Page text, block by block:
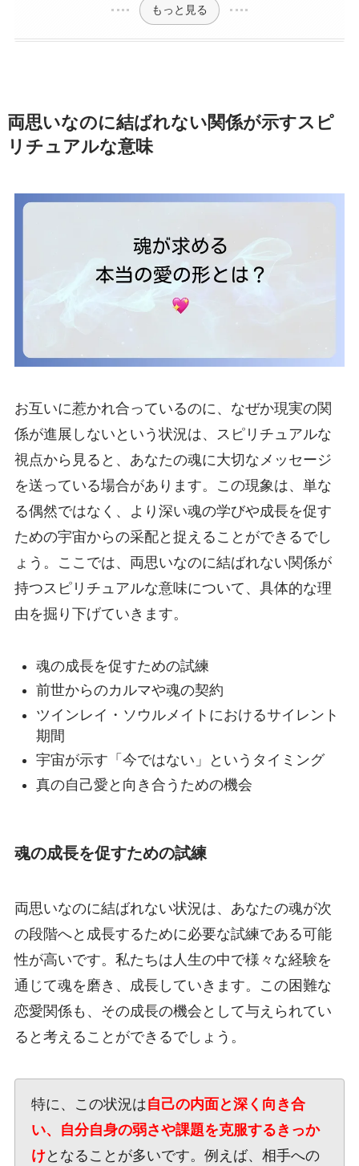
もっと見る
両思いなのに結ばれない関係が示すスピ
リチュアルな意味
お互いに惹かれ合っているのに、なぜか現実の関
係が進展しないという状況は、スピリチュアルな
視点から見ると、あなたの魂に大切なメッセージ
を送っている場合があります。この現象は、単な
る偶然ではなく、より深い魂の学びや成長を促す
ための宇宙からの采配と捉えることができるでし
ょう。ここでは、両思いなのに結ばれない関係が
持つスピリチュアルな意味について、具体的な理
由を掘り下げていきます。
魂の成長を促すための試練
前世からのカルマや魂の契約
ツインレイ・ソウルメイトにおけるサイレント
期間
宇宙が示す「今ではない」というタイミング
真の自己愛と向き合うための機会
魂の成長を促すための試練
両思いなのに結ばれない状況は、あなたの魂が次
の段階へと成長するために必要な試練である可能
性が高いです。私たちは人生の中で様々な経験を
通じて魂を磨き、成長していきます。この困難な
恋愛関係も、その成長の機会として与えられてい
ると考えることができるでしょう。
特に、この状況は自己の内面と深く向き合
い、自分自身の弱さや課題を克服するきっか
けとなることが多いです。例えば、相手への